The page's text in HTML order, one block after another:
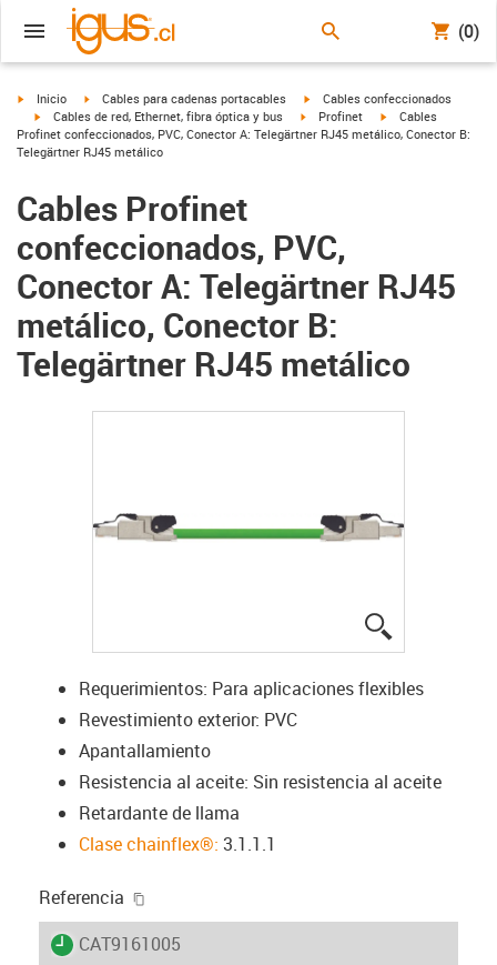
(0)
igus-icon-arrow-right
Inicio igus-icon-arrow-right
Cables para cadenas portacables igus-icon-arrow-right
Cables confeccionados
igus-icon-arrow-right
Cables de red, Ethernet, fibra óptica y bus igus-icon-arrow-right
Profinet igus-icon-arrow-
Cables
Profinet confeccionados, PVC, Conector A: Telegärtner RJ45 metálico, Conector B:
Telegärtner RJ45 metálico
Cables Profinet
confeccionados, PVC,
Conector A: Telegärtner RJ45
metálico, Conector B:
Telegärtner RJ45 metálico
Requerimientos: Para aplicaciones flexibles
Revestimiento exterior: PVC
Apantallamiento
Resistencia al aceite: Sin resistencia al aceite
Retardante de llama
Clase chainflex®: 3.1.1.1
Referencia
igus-icon-lieferzeit
CAT9161005